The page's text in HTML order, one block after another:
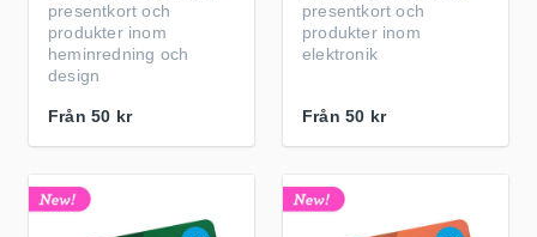
presentkort och
produkter inom
heminredning och
design
Från 50 kr
presentkort och
produkter inom
elektronik
Från 50 kr